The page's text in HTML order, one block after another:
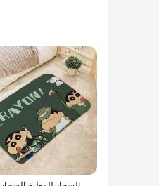
fading. Whether
non-slip rubber
and fading-